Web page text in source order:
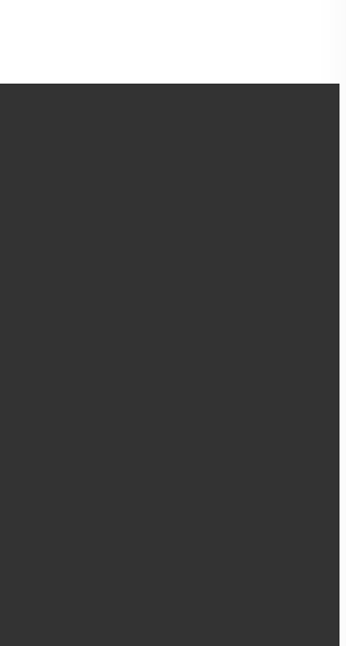
COSMEȘTI,